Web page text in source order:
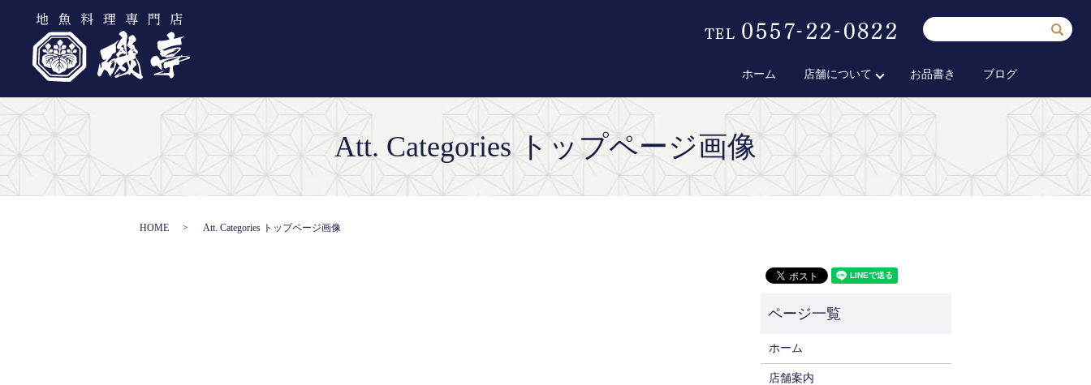
ホーム 店舗について お品書き ブログ
Att. Categories トップページ画像
HOME Att. Categories トップページ画像
ホーム
店舗案内